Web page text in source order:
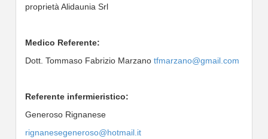
proprietà Alidaunia Srl
Medico Referente:
Dott. Tommaso Fabrizio Marzanotfmarzano@gmail.com
Referente infermieristico:
Generoso Rignanese
rignanesegeneroso@hotmail.it